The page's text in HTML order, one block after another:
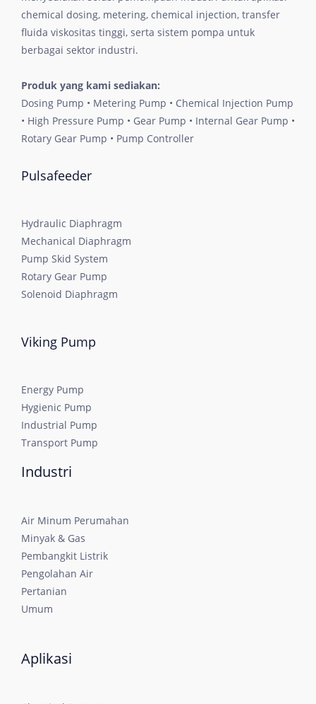
chemical dosing, metering, chemical injection, transfer
fluida viskositas tinggi, serta sistem pompa untuk
berbagai sektor industri.
Produk yang kami sediakan:
Dosing Pump • Metering Pump • Chemical Injection Pump
• High Pressure Pump • Gear Pump • Internal Gear Pump •
Rotary Gear Pump • Pump Controller
Pulsafeeder
Hydraulic Diaphragm
Mechanical Diaphragm
Pump Skid System
Rotary Gear Pump
Solenoid Diaphragm
Viking Pump
Energy Pump
Hygienic Pump
Industrial Pump
Transport Pump
Industri
Air Minum Perumahan
Minyak & Gas
Pembangkit Listrik
Pengolahan Air
Pertanian
Umum
Aplikasi